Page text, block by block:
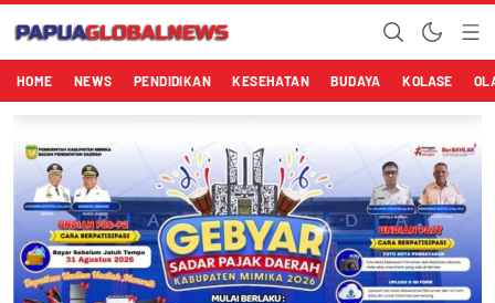
HOME NEWS PENDIDIKAN KESEHATAN BUDAYA KOLASE